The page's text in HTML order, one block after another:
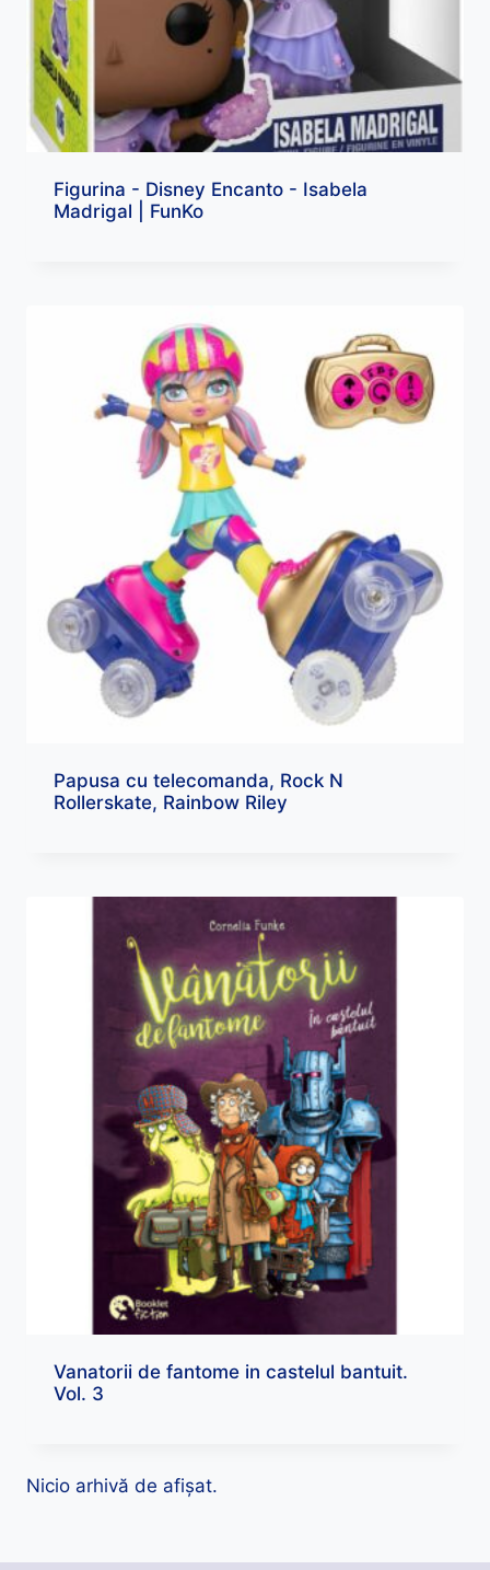
Figurina - Disney Encanto - Isabela
Madrigal | FunKo
Papusa cu telecomanda, Rock N
Rollerskate, Rainbow Riley
Vanatorii de fantome in castelul bantuit.
Vol. 3
Nicio arhivă de afișat.